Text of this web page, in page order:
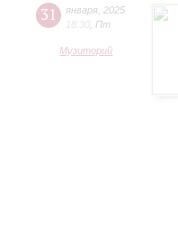
31 января 2025
18:30 Пт
Музиторий